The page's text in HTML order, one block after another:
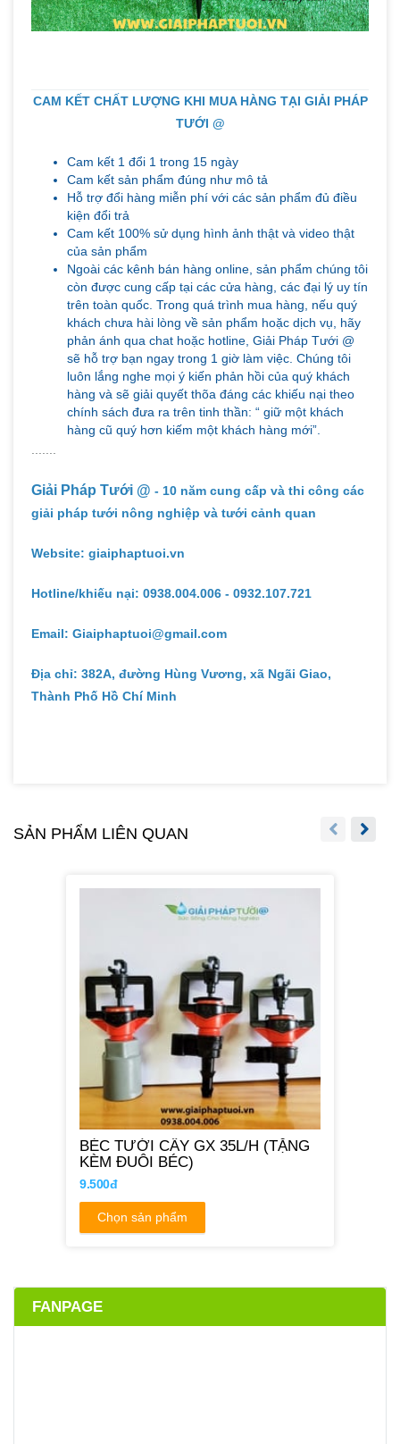
CAM KẾT CHẤT LƯỢNG KHI MUA HÀNG TẠI GIẢI PHÁP
TƯỚI @
Cam kết 1 đổi 1 trong 15 ngày
Cam kết sản phẩm đúng như mô tả
Hỗ trợ đổi hàng miễn phí với các sản phẩm đủ điều
kiện đổi trả
Cam kết 100% sử dụng hình ảnh thật và video thật
của sản phẩm
Ngoài các kênh bán hàng online, sản phẩm chúng tôi
còn được cung cấp tại các cửa hàng, các đại lý uy tín
trên toàn quốc. Trong quá trình mua hàng, nếu quý
khách chưa hài lòng về sản phẩm hoặc dịch vụ, hãy
phản ánh qua chat hoặc hotline, Giải Pháp Tưới @
sẽ hỗ trợ bạn ngay trong 1 giờ làm việc. Chúng tôi
luôn lắng nghe mọi ý kiến phản hồi của quý khách
hàng và sẽ giải quyết thõa đáng các khiếu nại theo
chính sách đưa ra trên tinh thần: “ giữ một khách
hàng cũ quý hơn kiếm một khách hàng mới”.
Giải Pháp Tưới @ - 10 năm cung cấp và thi công các
giải pháp tưới nông nghiệp và tưới cảnh quan
Website: giaiphaptuoi.vn
Hotline/khiếu nại: 0938.004.006 - 0932.107.721
Email: Giaiphaptuoi@gmail.com
Địa chỉ: 382A, đường Hùng Vương, xã Ngãi Giao,
Thành Phố Hồ Chí Minh
SẢN PHẨM LIÊN QUAN
BÉC TƯỚI CÂY GX 35L/H (TẶNG
KÈM ĐUÔI BÉC)
9.500đ
Chọn sản phẩm
FANPAGE